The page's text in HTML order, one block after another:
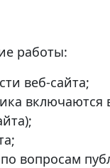
работы:
веб-сайта;
включаются
вопросам